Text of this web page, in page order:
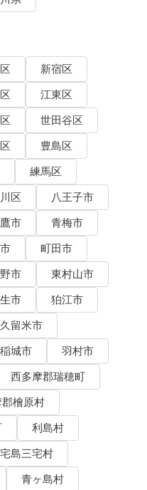
新宿区
江東区
世田谷区
豊島区
練馬区
区
八王子市
市
青梅市
町田市
市
東村山市
市
狛江市
留米市
稲城市
羽村市
西多摩郡瑞穂町
檜原村
利島村
島三宅村
青ヶ島村